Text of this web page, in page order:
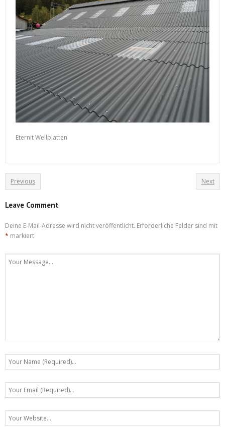
Eternit Wellplatten
Previous Next
Leave Comment
Deine E-Mail-Adresse wird nicht veröffentlicht. Erforderliche Felder sind mit
* markiert